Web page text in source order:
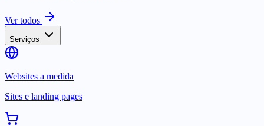
Ver todos
Serviços
Websites a medida
Sites e landing pages